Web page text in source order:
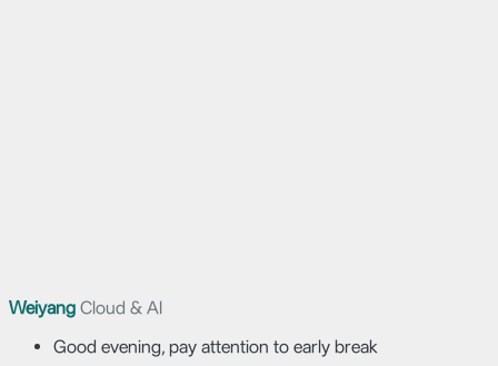
Weiyang Cloud & AI
Good evening, pay attention to early break